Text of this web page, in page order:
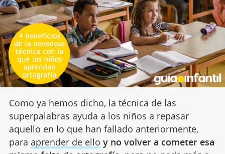
Como ya hemos dicho, la técnica de las
superpalabras ayuda a los niños a repasar
aquello en lo que han fallado anteriormente,
para aprender de ello y no volver a cometer esa